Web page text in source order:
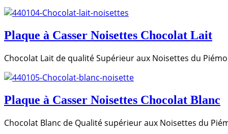
Plaque à Casser Noisettes Chocolat Lait
Chocolat Lait de qualité Supérieur aux Noisettes du
Plaque à Casser Noisettes Chocolat Blanc
Chocolat Blanc de Qualité supérieur aux Noisettes du